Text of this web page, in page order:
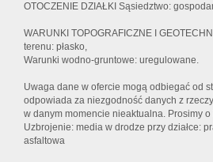
OTOCZENIE DZIAŁKI Sąsiedztwo:
WARUNKI TOPOGRAFICZNE I
terenu: płasko,
Warunki wodno-gruntowe: uregulowane.
Uwaga dane w ofercie mogą odbiegać od
odpowiada za niezgodność danych z
w danym momencie nieaktualna. Prosimy o
Uzbrojenie: media w drodze przy działce:
asfaltowa